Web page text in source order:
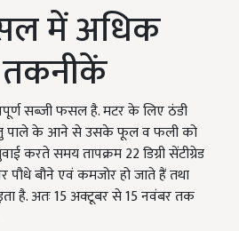
में अधिक
तकनीकें
सब्जी फसल है. मटर के लिए ठंडी
पाले के आने से उसके फूल व फली को
करते समय तापक्रम 22 डिग्री सेंटीग्रेड
पौधे बौने एवं कमजोर हो जाते हैं तथा
है. अतः 15 अक्टूबर से 15 नवंबर तक